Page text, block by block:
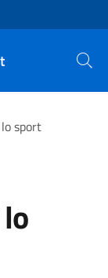
Cerca
sport